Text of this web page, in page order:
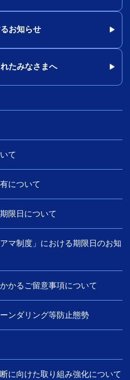
お知らせ
たみなさまへ
て
について
限日について
マ制度」における期限日のお知
かるご留意事項について
ンダリング等防止態勢
に向けた取り組み強化について